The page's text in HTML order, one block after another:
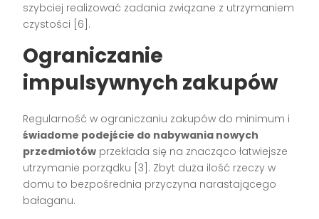
szybciej realizować zadania związane z utrzymaniem
czystości [6] .
Ograniczanie
impulsywnych zakupów
Regularność w ograniczaniu zakupów do minimum i
świadome podejście do nabywania nowych
przedmiotów przekłada się na znacząco łatwiejsze
utrzymanie porządku [3] . Zbyt duża ilość rzeczy w
domu to bezpośrednia przyczyna narastającego
bałaganu.